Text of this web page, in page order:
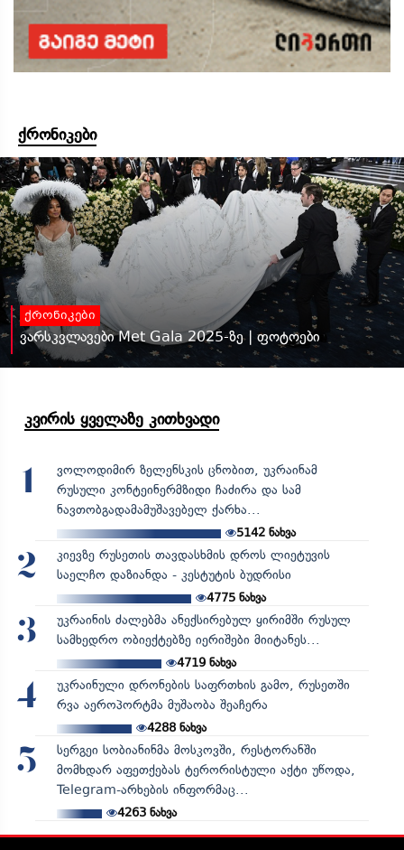
ქრონიკები
ქრონიკები
ვარსკვლავები Met Gala 2025-ზე | ფოტოები
კვირის ყველაზე კითხვადი
1
ვოლოდიმირ ზელენსკის ცნობით, უკრაინამ
რუსული კონტეინერმზიდი ჩაძირა და სამ
ნავთობგადამამუშავებელ ქარხა...
5142 ნახვა
2
კიევზე რუსეთის თავდასხმის დროს ლიეტუვის
საელჩო დაზიანდა - კესტუტის ბუდრისი
4775ნახვა
3
უკრაინის ძალებმა ანექსირებულ ყირიმში რუსულ
სამხედრო ობიექტებზე იერიშები მიიტანეს...
4719ნახვა
4
უკრაინული დრონების საფრთხის გამო, რუსეთში
რვა აეროპორტმა მუშაობა შეაჩერა
4288ნახვა
5
სერგეი სობიანინმა მოსკოვში, რესტორანში
მომხდარ აფეთქებას ტერორისტული აქტი უწოდა,
Telegram-არხების ინფორმაც...
4263ნახვა